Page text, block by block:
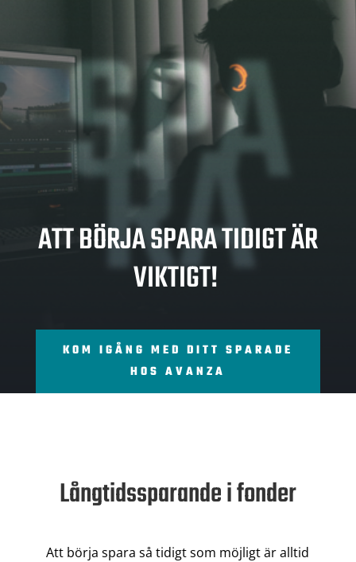
SPA
RA
ATT BÖRJA SPARA TIDIGT ÄR
VIKTIGT!
KOM IGÅNG MED DITT SPARADE
HOS AVANZA
Långtidssparande i fonder
Att börja spara så tidigt som möjligt är alltid